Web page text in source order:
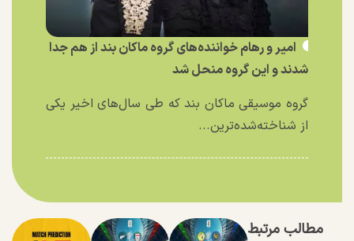
امیر و رهام خواننده‌های گروه ماکان بند از هم جدا
شدند و این گروه منحل شد
گروه موسیقی ماکان بند که طی سال‌های اخیر یکی
از شناخته‌شده‌ترین...
مطالب مرتبط